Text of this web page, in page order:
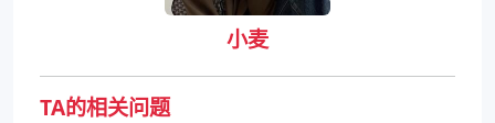
小麦
TA的相关问题